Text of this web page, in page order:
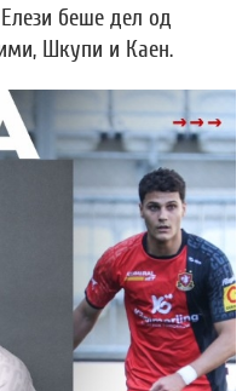
беше дел од
Шкупи и Каен.